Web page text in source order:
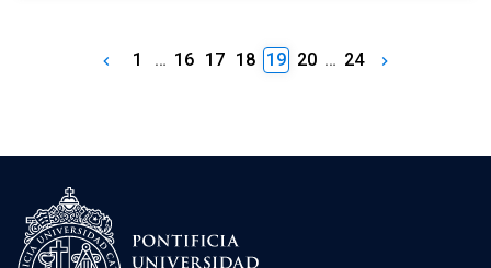
keyboard_arrow_left 1 … 16 17 18 19 20 … 24 keyboard_arrow_right